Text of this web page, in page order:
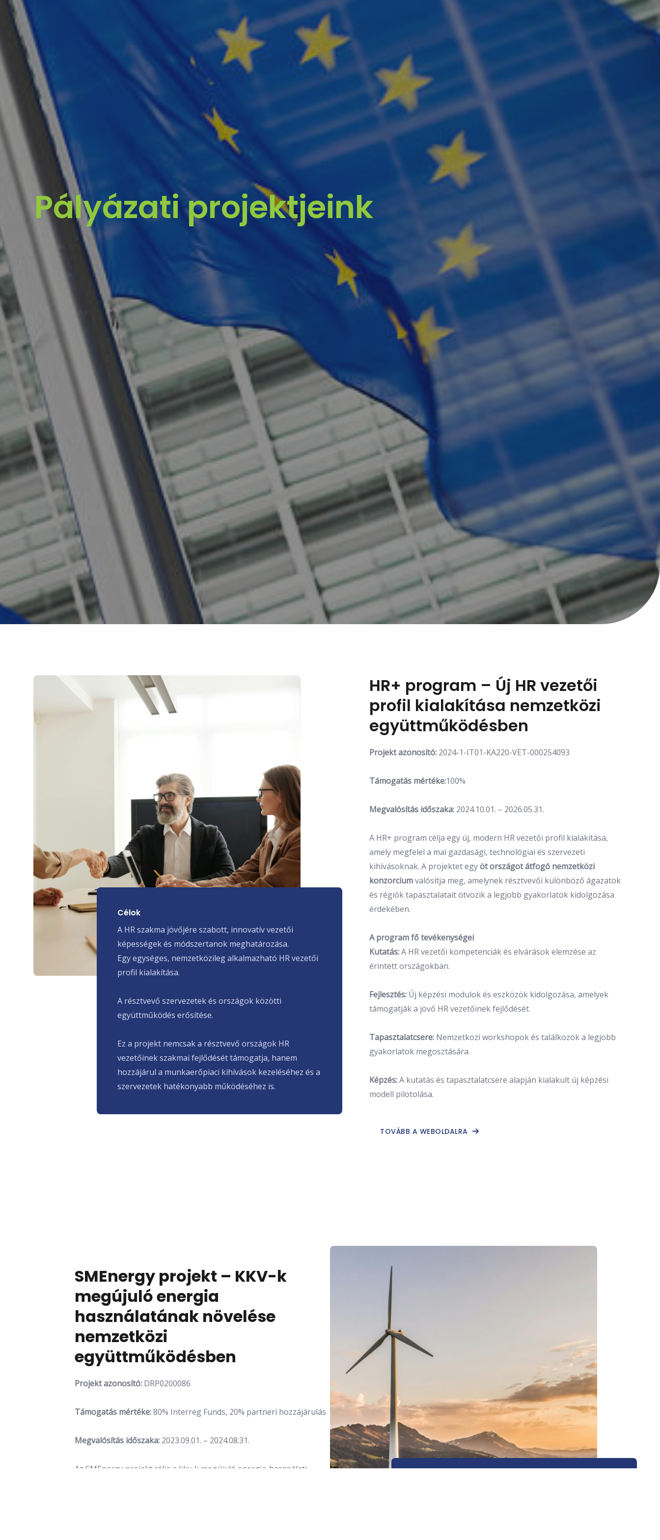
Pályázati projektjeink
Célok
A HR szakma jövőjére szabott, innovatív vezetői
képességek és módszertanok meghatározása.
Egy egységes, nemzetközileg alkalmazható HR vezetői
profil kialakítása.
A résztvevő szervezetek és országok közötti
együttműködés erősítése.
Ez a projekt nemcsak a résztvevő országok HR
vezetőinek szakmai fejlődését támogatja, hanem
hozzájárul a munkaerőpiaci kihívások kezeléséhez és a
szervezetek hatékonyabb működéséhez is.
HR+ program – Új HR vezetői
profil kialakítása nemzetközi
együttműködésben
Projekt azonosító: 2024-1-IT01-KA220-VET-000254093
Támogatás mértéke:100%
Megvalósítás időszaka: 2024.10.01. – 2026.05.31.
A HR+ program célja egy új, modern HR vezetői profil kialakítása,
amely megfelel a mai gazdasági, technológiai és szervezeti
kihívásoknak. A projektet egyöt országot átfogó nemzetközi
konzorciumvalósítja meg, amelynek résztvevői különböző ágazatok
és régiók tapasztalatait ötvözik a legjobb gyakorlatok kidolgozása
érdekében.
A program fő tevékenységei
Kutatás:A HR vezetői kompetenciák és elvárások elemzése az
érintett országokban.
Fejlesztés: Új képzési modulok és eszközök kidolgozása, amelyek
támogatják a jövő HR vezetőinek fejlődését.
Tapasztalatcsere: Nemzetközi workshopok és találkozók a legjobb
gyakorlatok megosztására.
Képzés:A kutatás és tapasztalatcsere alapján kialakult új képzési
modell pilotolása.
TOVÁBB A WEBOLDALRA
SMEnergy projekt – KKV-k
megújuló energia
használatának növelése
nemzetközi
együttműködésben
Projekt azonosító: DRP0200086
Támogatás mértéke:80% Interreg Funds, 20% partneri hozzájárulás
Megvalósítás időszaka: 2023.09.01. – 2024.08.31.
Az SMEnergy projekt célja a kkv-k megújuló energia-használati